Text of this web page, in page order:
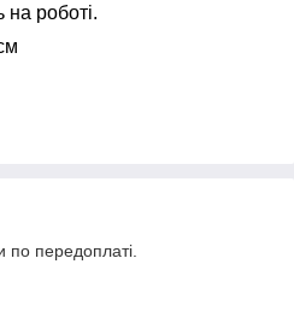
на роботі.
по передоплаті.